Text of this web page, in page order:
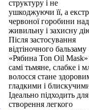
структуру і не
ушкоджуючи її, а
червоної горобини
живильну і захисну
Після застосування
відтіночного бальзаму
«Рябина Ton Oil Mask»
самі тьмяне, слабке і
волосся стане
гладкими і
Ідеально підходить для
створення легкого